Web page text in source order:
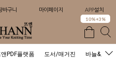
바구니 마이페이지 APP설치
10%+3%
앤PDF플랫폼 도서/매거진 바늘&도구